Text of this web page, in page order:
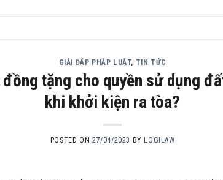
GIẢI ĐÁP PHÁP LUẬT, TIN TỨC
tặng cho quyền sử dụng
khi khởi kiện ra tòa?
POSTED ON 27/04/2023 BY LOGILAW